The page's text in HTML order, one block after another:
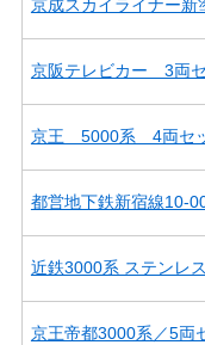
京成スカイライナー新
京阪テレビカー 3両
京王 5000系 4両セ
都営地下鉄新宿線10-
近鉄3000系 ステンレ
京王帝都3000系／5両